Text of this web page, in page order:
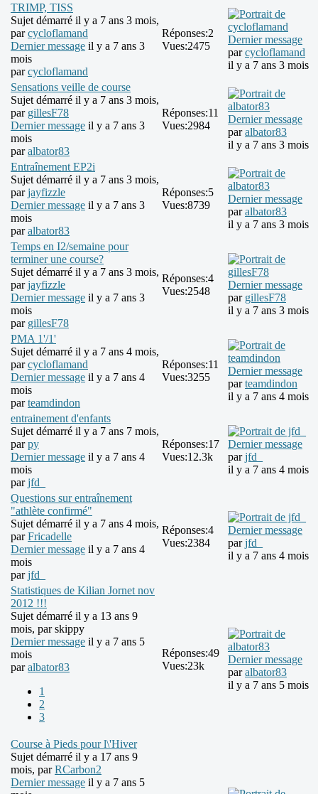
TRIMP, TISS
Sujet démarré il y a 7 ans 3 mois,
parcycloflamand
Dernier message il y a 7 ans 3
mois
parcycloflamand
Réponses:2
Vues:2475
Dernier message
parcycloflamand
il y a 7 ans 3 mois
Sensations veille de course
Sujet démarré il y a 7 ans 3 mois,
par gillesF78
Dernier message il y a 7 ans 3
mois
paralbator83
Réponses:11
Vues:2984
Dernier message
paralbator83
il y a 7 ans 3 mois
Entraînement EP2i
Sujet démarré il y a 7 ans 3 mois,
parjayfizzle
Dernier message il y a 7 ans 3
mois
paralbator83
Réponses:5
Vues:8739
Dernier message
paralbator83
il y a 7 ans 3 mois
Temps en I2/semaine pour
terminer une course?
Sujet démarré il y a 7 ans 3 mois,
parjayfizzle
Dernier message il y a 7 ans 3
mois
par gillesF78
Réponses:4
Vues:2548
Dernier message
par gillesF78
il y a 7 ans 3 mois
PMA 1'/1'
Sujet démarré il y a 7 ans 4 mois,
parcycloflamand
Dernier message il y a 7 ans 4
mois
parteamdindon
Réponses:11
Vues:3255
Dernier message
parteamdindon
il y a 7 ans 4 mois
entrainement d'enfants
Sujet démarré il y a 7 ans 7 mois,
parpy
Dernier message il y a 7 ans 4
mois
parjfd_
Réponses:17
Vues:12.3k
Dernier message
parjfd_
il y a 7 ans 4 mois
Questions sur entraînement
"athlète confirmé"
Sujet démarré il y a 7 ans 4 mois,
parFricadelle
Dernier message il y a 7 ans 4
mois
parjfd_
Réponses:4
Vues:2384
Dernier message
parjfd_
il y a 7 ans 4 mois
Statistiques de Kilian Jornet nov
2012 !!!
Sujet démarré il y a 13 ans 9
mois, parskippy
Dernier message il y a 7 ans 5
mois
paralbator83
1
2
3
Réponses:49
Vues:23k
Dernier message
paralbator83
il y a 7 ans 5 mois
Course à Pieds pour l\'Hiver
Sujet démarré il y a 17 ans 9
mois, parRCarbon2
Dernier message il y a 7 ans 5